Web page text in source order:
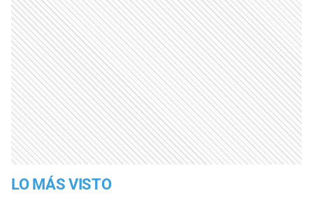
LO MÁS VISTO